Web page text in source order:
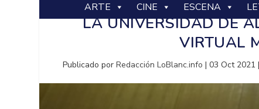
ARTE CINE ESCENA
LA UNIVERSIDAD DE
VIRTUAL
Publicado porRedacción LoBlanc.info |03 Oct 2021